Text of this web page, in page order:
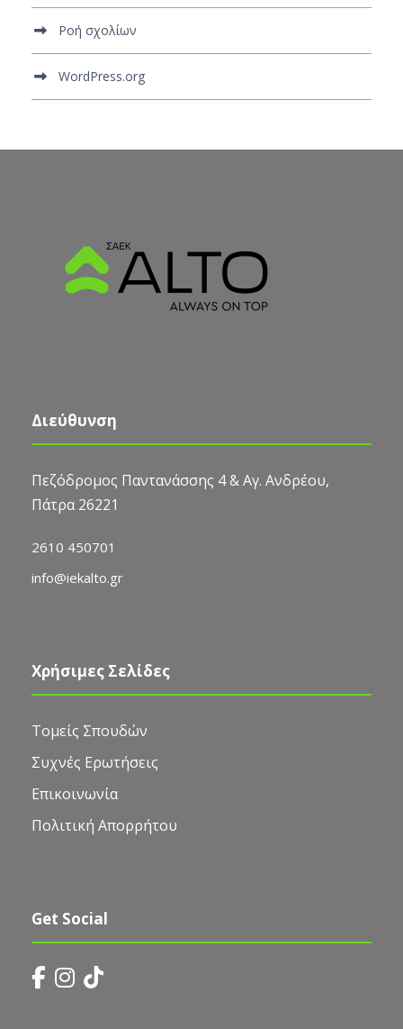
Ροή σχολίων
WordPress.org
Διεύθυνση
Πεζόδρομος Παντανάσσης 4 & Αγ. Ανδρέου,
Πάτρα 26221
2610 450701
info@iekalto.gr
Χρήσιμες Σελίδες
Τομείς Σπουδών
Συχνές Ερωτήσεις
Επικοινωνία
Πολιτική Απορρήτου
Get Social